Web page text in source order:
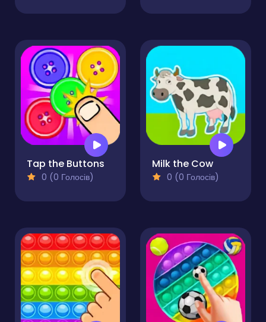
Tap the Buttons
0 (0 Голосів)
Milk the Cow
0 (0 Голосів)